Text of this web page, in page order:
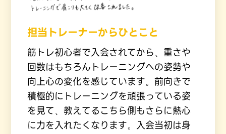
担当トレーナーからひとこと
筋トレ初心者で入会されてから、重さや
回数はもちろんトレーニングへの姿勢や
向上心の変化を感じています。前向きで
積極的にトレーニングを頑張っている姿
を見て、教えてるこちら側もさらに熱心
に力を入れたくなります。入会当初は身